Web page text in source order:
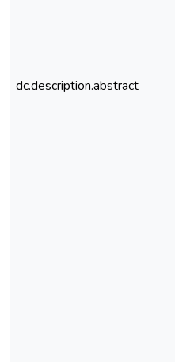
dc.description.abstract